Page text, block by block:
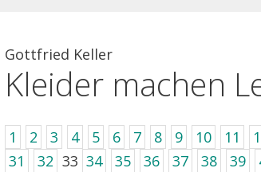
Gottfried Keller
Kleider machen
1 2 3 4 5 6 7 8 9 10 11
31
32 33 34 35 36 37 38 39